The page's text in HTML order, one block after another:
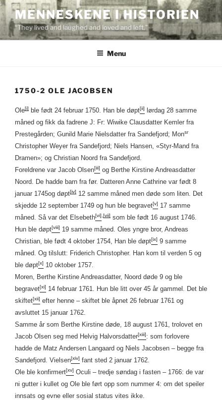
Skip
to
content
MENNESKENE I HISTORIEN
“They lived and laughed and loved and left.”
Menu
1750-2 OLE JACOBSEN
Ole[i] ble født 24 februar 1750. Han ble døpt[ii]
lørdag 28 samme
måned og fikk da fadrene J: Fr: Wiwike Clausdatter Kemler fra
Prestegården; Gunild Marie Nielsdatter fra Sandefjord; Monsr
Christopher Weyer fra Sandefjord; Niels Hansen, «Styr-Mand fra
Dramen»; og Christian Noord fra Sandefjord.
Foreldrene var Jacob Olsen[iii] og Berthe Kirstine Andreasdatter
Noord. De hadde barn fra før. Datteren Anne Cathrine var født 8
januar 1745og døpt[iv] 12 samme måned men døde som liten. Det
skjedde 12 september 1749 og hun ble begravet[v] 17 samme
måned. Så var det Elsebeth[vi] [vii] som ble født 16 august 1746.
Hun ble døpt[viii] 19 samme måned. Oles yngre bror, Andreas
Christian, ble født 4 oktober 1754, Han ble døpt[ix] 9 samme
måned. Og tilslutt: Friderich Christopher. Han kom til verden 5 og
ble døpt[x] 10 oktober 1757.
Moren, Berthe Kirstine Andreasdatter, Noord døde 9 og ble
begravet[xi] 14 februar 1761. Hun ble litt over 45 år gammel. Det ble
skiftet[xii] efter henne – skiftet ble åpnet 26 februar 1761 og
avsluttet 15 januar 1762.
Samme år som Berthe Kirstine døde, 18 august 1761, trolovet en
Jacob Olsen seg med Helvig Halvorsdatter[xiii]: som forlovere
hadde de Matz Andersen Langaard og Niels Jacobsen – begge fra
Sandefjord. Vielsen[xiv] fant sted 2 januar 1762.
Ole ble konfirmert[xv] Oculi – tredje søndag i fasten – 1766: de var
ni gutter i kullet og Ole ble ført opp som nummer 4: om det speiler
innsats og evne eller sosial status vites ikke.